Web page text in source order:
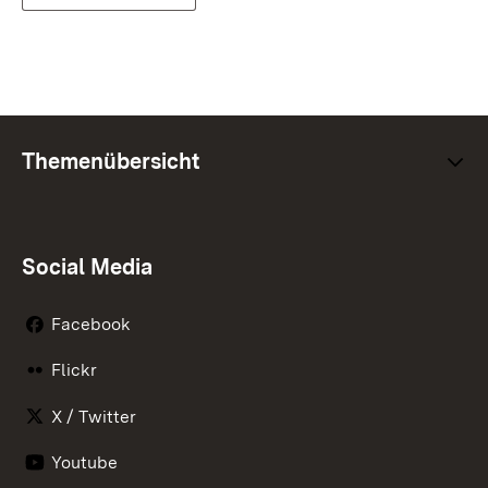
Themenübersicht
Social Media
Facebook
Flickr
X / Twitter
Youtube